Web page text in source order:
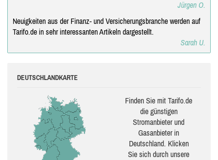
Jürgen O.
Neuigkeiten aus der Finanz- und Versicherungsbranche werden auf
Tarifo.de in sehr interessanten Artikeln dargestellt.
Sarah U.
DEUTSCHLANDKARTE
Finden Sie mit Tarifo.de
die güns­ti­gen
Stromanbieter und
Gasanbieter in
Deutschland. Klicken
Sie sich durch unsere